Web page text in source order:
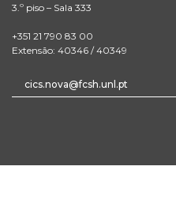
3.º piso – Sala 333
+351 21 790 83 00
Extensão: 40346 / 40349
cics.nova@fcsh.unl.pt